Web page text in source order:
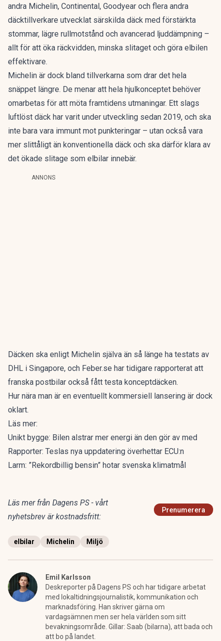
andra Michelin, Continental, Goodyear och flera andra
däcktillverkare utvecklat särskilda däck med förstärkta
stommar, lägre rullmotstånd och avancerad ljuddämpning –
allt för att öka räckvidden, minska slitaget och göra elbilen
effektivare.
Michelin är dock bland tillverkarna som drar det hela
snäppet längre. De menar att hela hjulkonceptet behöver
omarbetas för att möta framtidens utmaningar. Ett slags
luftlöst däck har varit under utveckling sedan 2019, och ska
inte bara vara immunt mot punkteringar – utan också vara
mer slittåligt än konventionella däck och ska därför klara av
det ökade slitage som elbilar innebär.
ANNONS
Däcken ska enligt Michelin själva än så länge ha testats av
DHL i Singapore, och Feber.se har tidigare rapporterat att
franska postbilar också fått testa konceptdäcken.
Hur nära man är en eventuellt kommersiell lansering är dock
oklart.
Läs mer:
Unikt bygge: Bilen alstrar mer energi än den gör av med
Rapporter: Teslas nya uppdatering överhettar ECU:n
Larm: ”Rekordbillig bensin” hotar svenska klimatmål
Läs mer från Dagens PS - vårt
nyhetsbrev är kostnadsfritt:
Prenumerera
elbilar Michelin Miljö
Emil Karlsson
Deskreporter på Dagens PS och har tidigare arbetat
med lokaltidningsjournalistik, kommunikation och
marknadsföring. Han skriver gärna om
vardagsämnen men ser hela världen som sitt
bevakningsområde. Gillar: Saab (bilarna), att bada och
att bo på landet.